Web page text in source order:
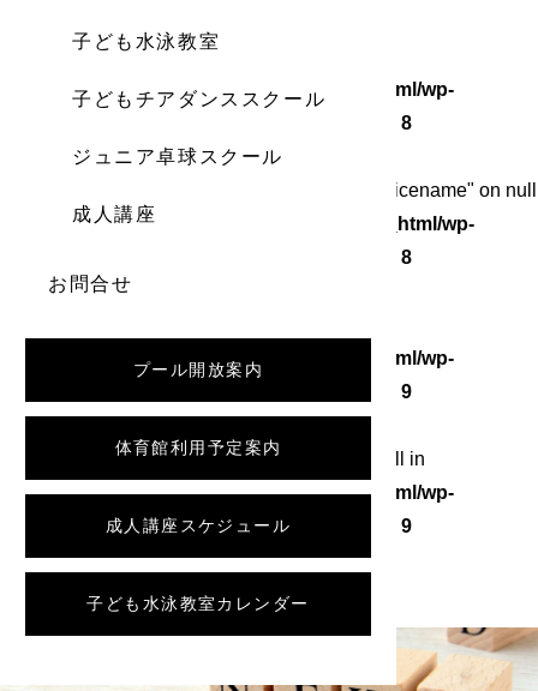
子ども水泳教室
子どもチアダンススクール
ジュニア卓球スクール
成人講座
お問合せ
プール開放案内
体育館利用予定案内
成人講座スケジュール
子ども水泳教室カレンダー
: Undefined array key 0 in
/home/wordstock/numasupo.com/public_html/wp-
8
: Attempt to read property "category_nicename" on null
/home/wordstock/numasupo.com/public_html/wp-
8
/home/wordstock/numasupo.com/public_html/wp-
9
: Attempt to read property "slug" on null in
/home/wordstock/numasupo.com/public_html/wp-
content/themes/numaspo/single.php
9